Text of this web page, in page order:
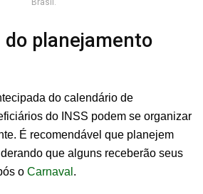
Brasil.
planejamento
do calendário de
do INSS podem se organizar
É recomendável que planejem
que alguns receberão seus
o Carnaval .